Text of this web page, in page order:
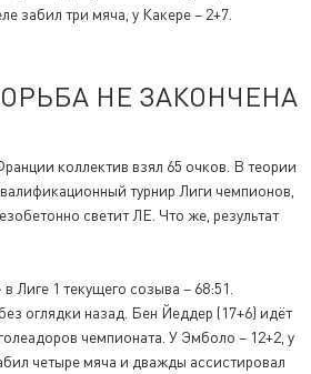
забил три мяча, у Какере – 2+7.
НЕ ЗАКОНЧЕНА
коллектив взял 65 очков. В теории
турнир Лиги чемпионов,
светит ЛЕ. Что же, результат
Лиге 1 текущего созыва – 68:51.
оглядки назад. Бен Йеддер (17+6) идёт
чемпионата. У Эмболо – 12+2, у
четыре мяча и дважды ассистировал